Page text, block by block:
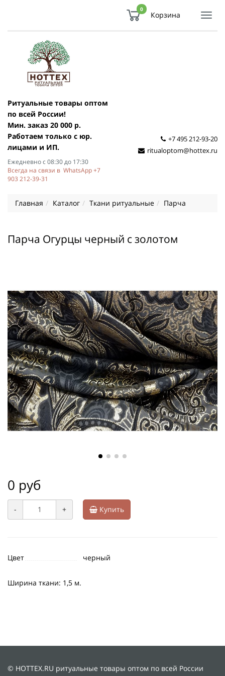
0
Корзина
Ритуальные товары оптом
по всей России!
Мин. заказ 20 000 р.
Работаем только с юр.
лицами и ИП.
Ежедневно с 08:30 до 17:30
Всегда на связи в WhatsApp +7
903 212-39-31
+7 495 212-93-20
ritualoptom@hottex.ru
Главная Каталог Ткани ритуальные Парча
Парча Огурцы черный с золотом
0 руб
- + Купить
Цвет черный
Ширина ткани: 1,5 м.
© HOTTEX.RU ритуальные товары оптом по всей России